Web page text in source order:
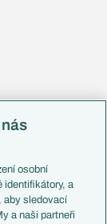
osobní
identifikátory, a
aby sledovací
a naši partneři